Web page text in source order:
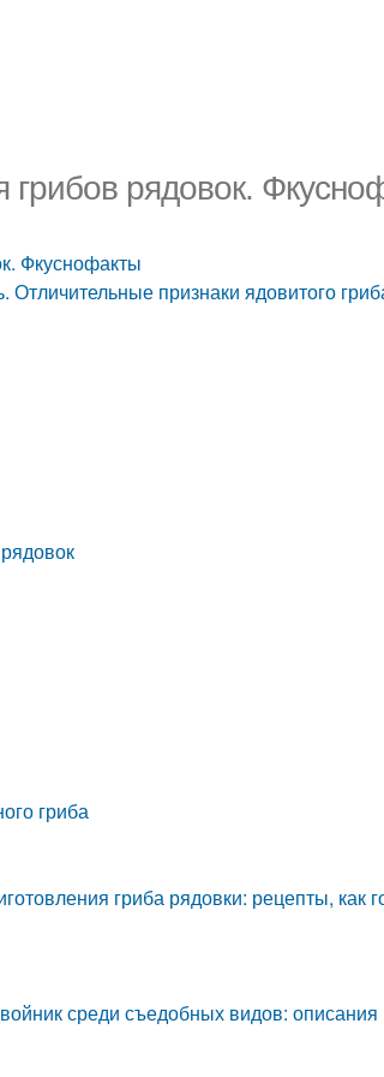
грибов рядовок.
Фкуснофакты
признаки ядовитого
гриба
гриба рядовки: рецепты, как
среди съедобных видов: описания